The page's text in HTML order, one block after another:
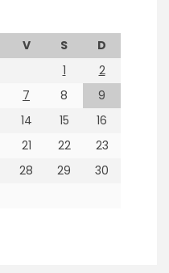
V S
D
1
2
7 8
9
14 15
16
21 22
23
28 29
30